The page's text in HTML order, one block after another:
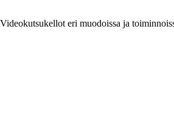
Videokutsukellot eri muodoissa ja